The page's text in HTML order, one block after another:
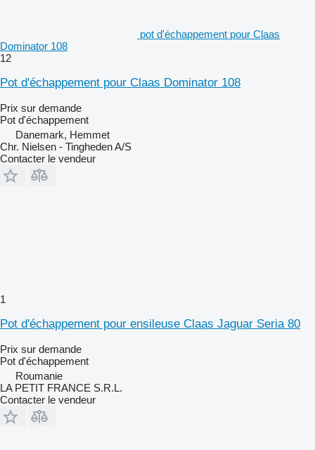
pot d'échappement pour Claas
Dominator 108
12
Pot d'échappement pour Claas Dominator 108
Prix sur demande
Pot d'échappement
Danemark, Hemmet
Chr. Nielsen - Tingheden A/S
Contacter le vendeur
1
Pot d'échappement pour ensileuse Claas Jaguar Seria 80
Prix sur demande
Pot d'échappement
Roumanie
LA PETIT FRANCE S.R.L.
Contacter le vendeur